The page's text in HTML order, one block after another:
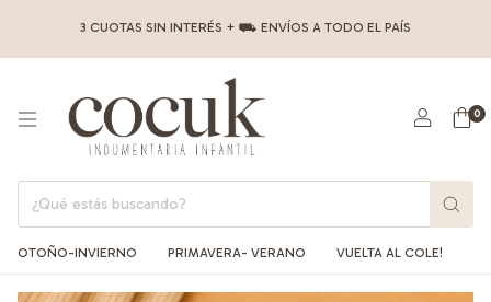
3 CUOTAS SIN INTERÉS + ⛟ ENVÍOS A TODO EL PAÍS
0
OTOÑO-INVIERNO PRIMAVERA- VERANO VUELTA AL COLE!